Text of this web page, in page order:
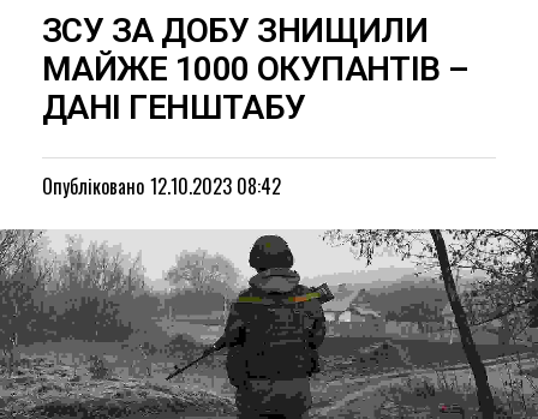
ЗСУ ЗА ДОБУ ЗНИЩИЛИ
МАЙЖЕ 1000 ОКУПАНТІВ –
ДАНІ ГЕНШТАБУ
Опубліковано 12.10.2023 08:42